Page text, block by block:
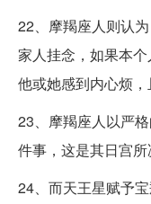
22、摩羯座人则认
家人挂念，如果本
他或她感到内心烦，
23、摩羯座人以严
件事，这是其日宫所
24、而天王星赋予宝